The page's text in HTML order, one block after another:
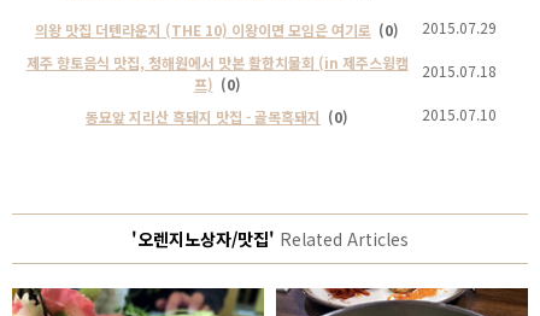
의왕 맛집 더텐라운지 (THE 10) 이왕이면 모임은 여기로 (0)
2015.07.29
제주 향토음식 맛집, 청해원에서 맛본 활한치물회 (in 제주스윙캠
프) (0)
2015.07.18
동묘앞 지리산 흑돼지 맛집 - 골목흑돼지 (0) 2015.07.10
'오렌지노상자/맛집' Related Articles